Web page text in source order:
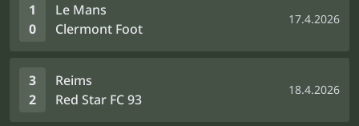
1
0
Le Mans
Clermont Foot
17.4.2026
3
2
Reims
Red Star FC 93
18.4.2026